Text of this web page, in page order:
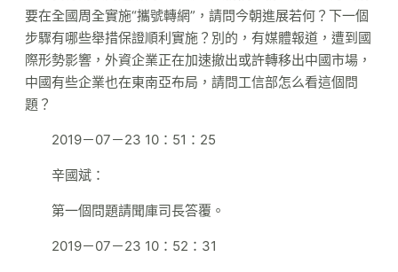
要在全國周全實施“攜號轉網”，請問今朝進展若何？下一個
步驟有哪些舉措保證順利實施？別的，有媒體報道，遭到國
際形勢影響，外資企業正在加速撤出或許轉移出中國市場，
中國有些企業也在東南亞布局，請問工信部怎么看這個問
題？
2019－07－23 10：51：25
辛國斌：
第一個問題請聞庫司長答覆。
2019－07－23 10：52：31